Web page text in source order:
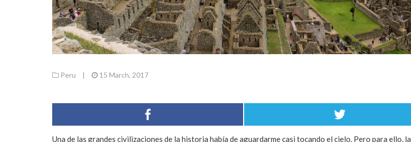
Peru | 15 March, 2017
Una de las grandes civilizaciones de la historia había de aguardarme casi tocando el cielo. Pero para ello, la